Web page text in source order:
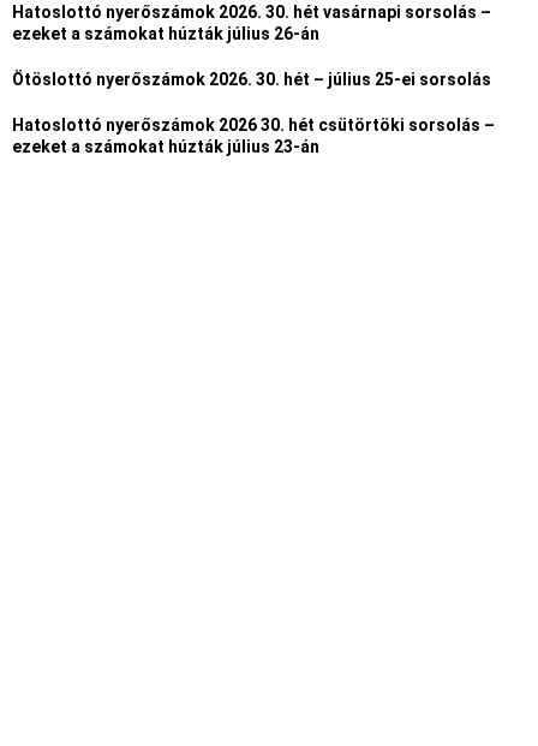
Hatoslottó nyerőszámok 2026. 30. hét vasárnapi sorsolás –
ezeket a számokat húzták július 26-án
Ötöslottó nyerőszámok 2026. 30. hét – július 25-ei sorsolás
Hatoslottó nyerőszámok 2026 30. hét csütörtöki sorsolás –
ezeket a számokat húzták július 23-án